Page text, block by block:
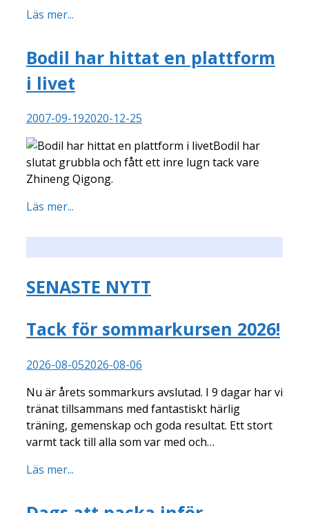
Läs mer...
Bodil har hittat en plattform
i livet
2007-09-192020-12-25
Bodil har
slutat grubbla och fått ett inre lugn tack vare
Zhineng Qigong.
Läs mer...
SENASTE NYTT
Tack för sommarkursen 2026!
2026-08-052026-08-06
Nu är årets sommarkurs avslutad. I 9 dagar har vi
tränat tillsammans med fantastiskt härlig
träning, gemenskap och goda resultat. Ett stort
varmt tack till alla som var med och…
Läs mer...